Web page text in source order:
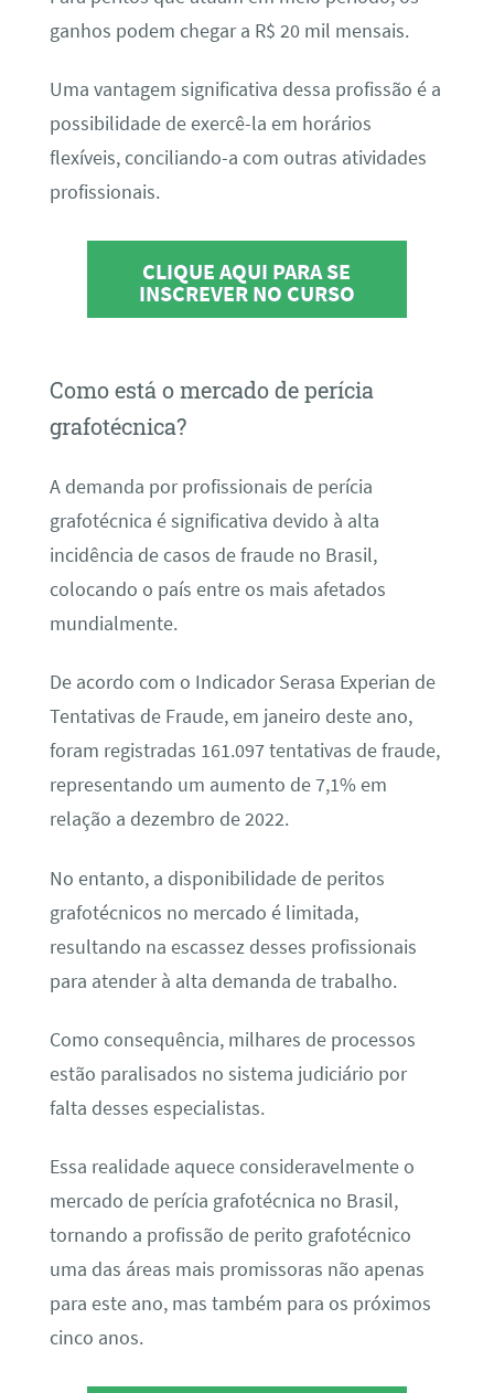
ganhos podem chegar a R$ 20 mil mensais.
Uma vantagem significativa dessa profissão é a
possibilidade de exercê-la em horários
flexíveis, conciliando-a com outras atividades
profissionais.
CLIQUE AQUI PARA SE
INSCREVER NO CURSO
Como está o mercado de perícia
grafotécnica?
A demanda por profissionais de perícia
grafotécnica é significativa devido à alta
incidência de casos de fraude no Brasil,
colocando o país entre os mais afetados
mundialmente.
De acordo com o Indicador Serasa Experian de
Tentativas de Fraude, em janeiro deste ano,
foram registradas 161.097 tentativas de fraude,
representando um aumento de 7,1% em
relação a dezembro de 2022.
No entanto, a disponibilidade de peritos
grafotécnicos no mercado é limitada,
resultando na escassez desses profissionais
para atender à alta demanda de trabalho.
Como consequência, milhares de processos
estão paralisados no sistema judiciário por
falta desses especialistas.
Essa realidade aquece consideravelmente o
mercado de perícia grafotécnica no Brasil,
tornando a profissão de perito grafotécnico
uma das áreas mais promissoras não apenas
para este ano, mas também para os próximos
cinco anos.